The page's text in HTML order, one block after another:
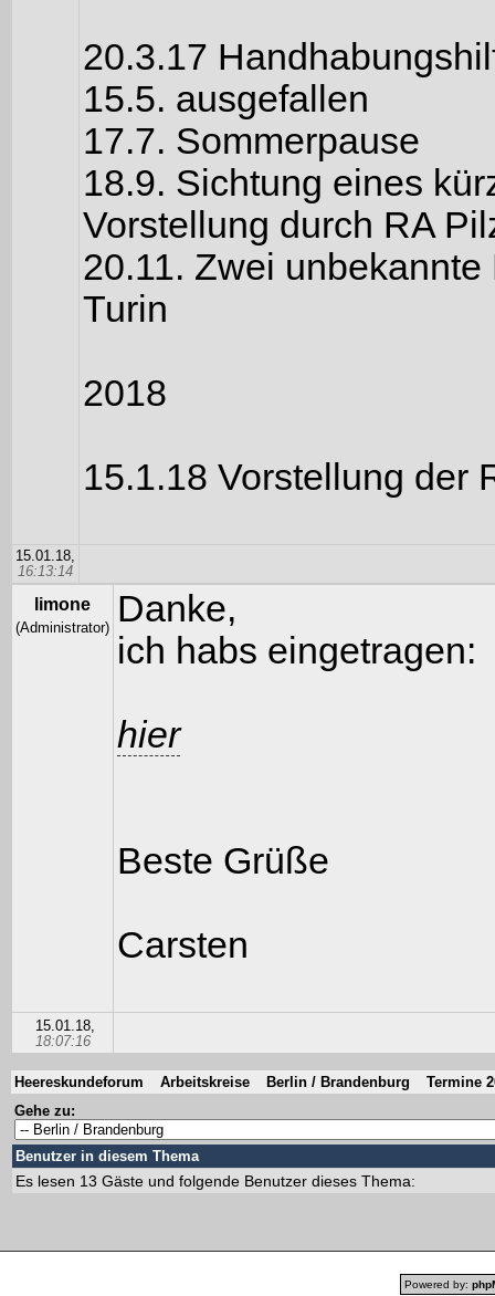
20.3.17
15.5. ausgefallen
17.7. Sommerpause
18.9. Sichtung eines
Vorstellung durch RA
20.11. Zwei
Turin
2018
15.1.18 Vorstellung der
15.01.18,
16:13:14
limone
(Administrator)
Danke,
ich habs eingetragen:
hier
Beste Grüße
Carsten
15.01.18,
18:07:16
Heereskundeforum Arbeitskreise Berlin / Brandenburg
Termine
Gehe zu:
Benutzer in diesem Thema
Es lesen 13 Gäste und folgende Benutzer dieses Thema:
Powered by: